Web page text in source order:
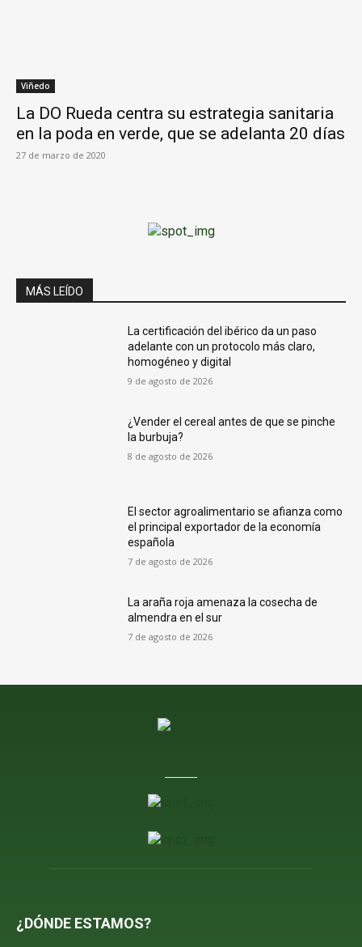
Viñedo
La DO Rueda centra su estrategia sanitaria
en la poda en verde, que se adelanta 20 días
27 de marzo de 2020
MÁS LEÍDO
La certificación del ibérico da un paso
adelante con un protocolo más claro,
homogéneo y digital
9 de agosto de 2026
¿Vender el cereal antes de que se pinche
la burbuja?
8 de agosto de 2026
El sector agroalimentario se afianza como
el principal exportador de la economía
española
7 de agosto de 2026
La araña roja amenaza la cosecha de
almendra en el sur
7 de agosto de 2026
¿DÓNDE ESTAMOS?